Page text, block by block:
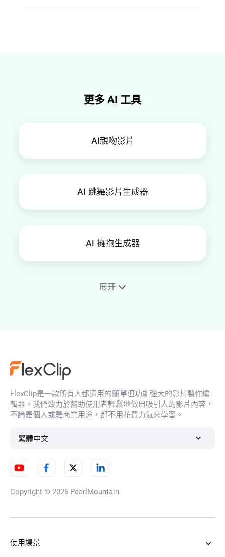
更多 AI 工具
AI親吻影片
AI 跳舞影片生成器
AI 擁抱生成器
AI肌肉生成器
展开
FlexClip是一款所有人都適用的簡單但功能強大的影片製作編
輯器。我們致力於幫助使用者輕鬆地做出吸引人的影片內容，
不論是個人或是商業用途，都不用花費力氣來學習。
繁體中文
Copyright © 2026 PearlMountain
使用場景